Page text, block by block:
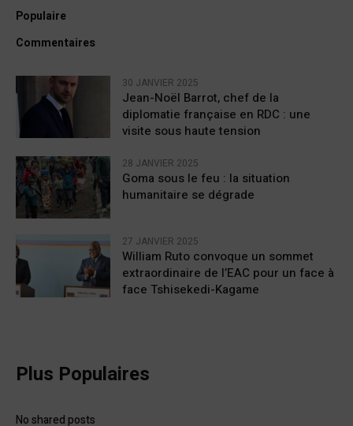
Populaire
Commentaires
30 JANVIER 2025
Jean-Noël Barrot, chef de la
diplomatie française en RDC : une
visite sous haute tension
28 JANVIER 2025
Goma sous le feu : la situation
humanitaire se dégrade
27 JANVIER 2025
William Ruto convoque un sommet
extraordinaire de l’EAC pour un face à
face Tshisekedi-Kagame
Plus Populaires
No shared posts